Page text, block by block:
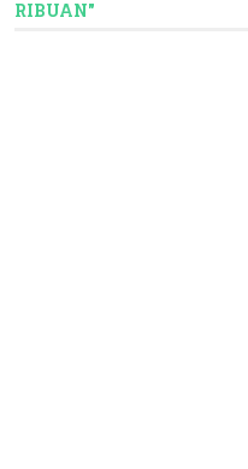
RIBUAN"